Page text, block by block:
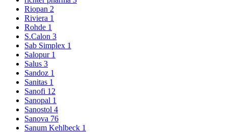
Riopan 2
Riviera 1
Rohde 1
S.Calon 3
Sab Simplex 1
Salopur 1
Salus 3
Sandoz 1
Sanitas 1
Sanofi 12
Sanopal 1
Sanostol 4
Sanova 76
Sanum Kehlbeck 1